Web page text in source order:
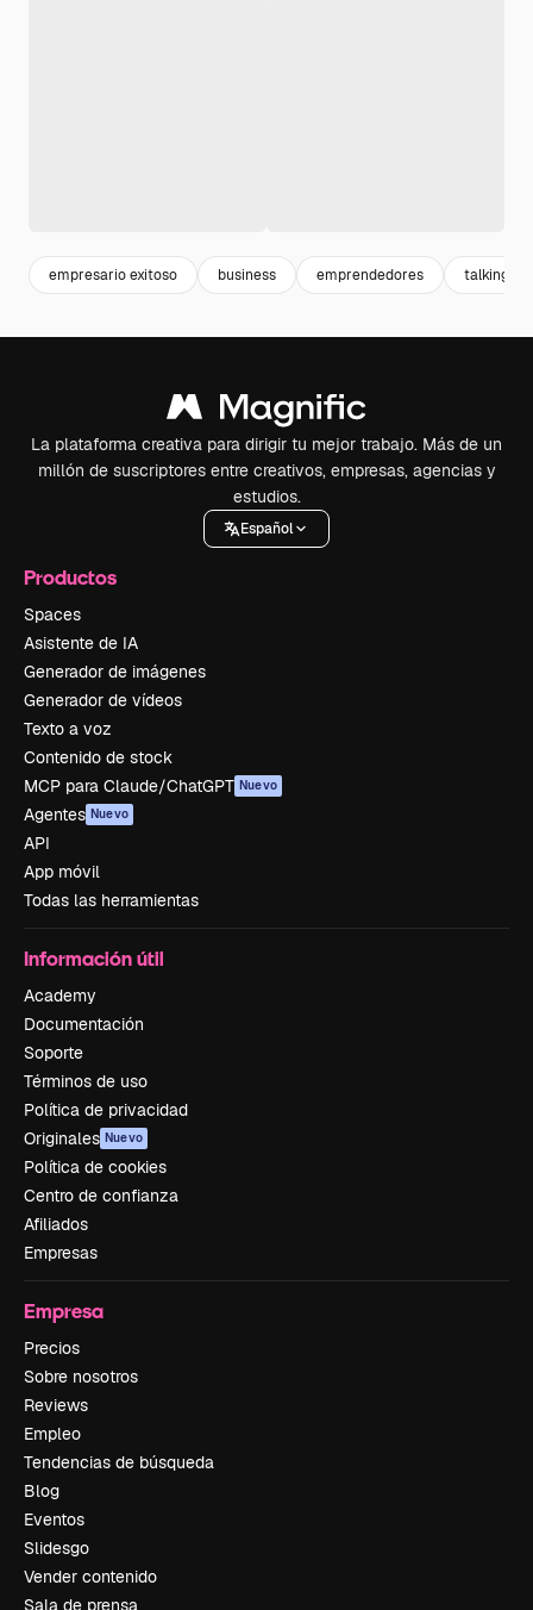
empresario exitoso business emprendedores talking
La plataforma creativa para dirigir tu mejor trabajo. Más de un
millón de suscriptores entre creativos, empresas, agencias y
estudios.
Español
Productos
Spaces
Asistente de IA
Generador de imágenes
Generador de vídeos
Texto a voz
Contenido de stock
MCP para Claude/ChatGPT Nuevo
Agentes Nuevo
API
App móvil
Todas las herramientas
Información útil
Academy
Documentación
Soporte
Términos de uso
Política de privacidad
Originales Nuevo
Política de cookies
Centro de confianza
Afiliados
Empresas
Empresa
Precios
Sobre nosotros
Reviews
Empleo
Tendencias de búsqueda
Blog
Eventos
Slidesgo
Vender contenido
Sala de prensa